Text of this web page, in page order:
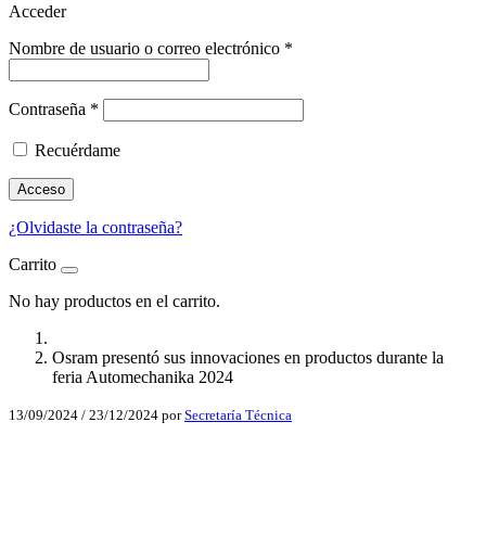
Acceder
Nombre de usuario o correo electrónico *
Contraseña *
Recuérdame
Acceso
¿Olvidaste la contraseña?
Carrito
No hay productos en el carrito.
Osram presentó sus innovaciones en productos durante la
feria Automechanika 2024
13/09/2024 / 23/12/2024 porSecretaría Técnica